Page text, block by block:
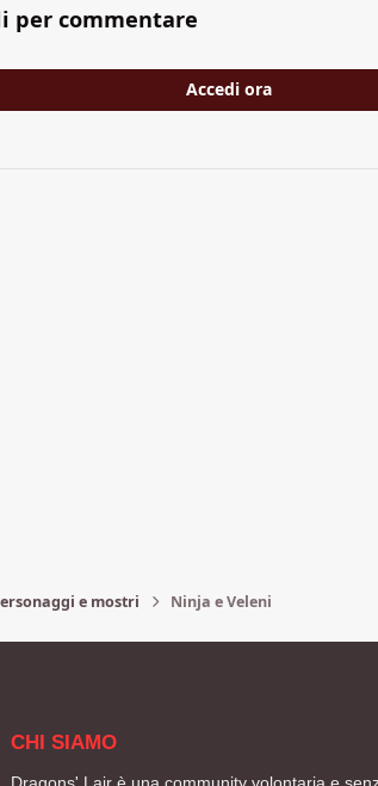
per commentare
Accedi ora
e mostri Ninja e Veleni
CHI SIAMO